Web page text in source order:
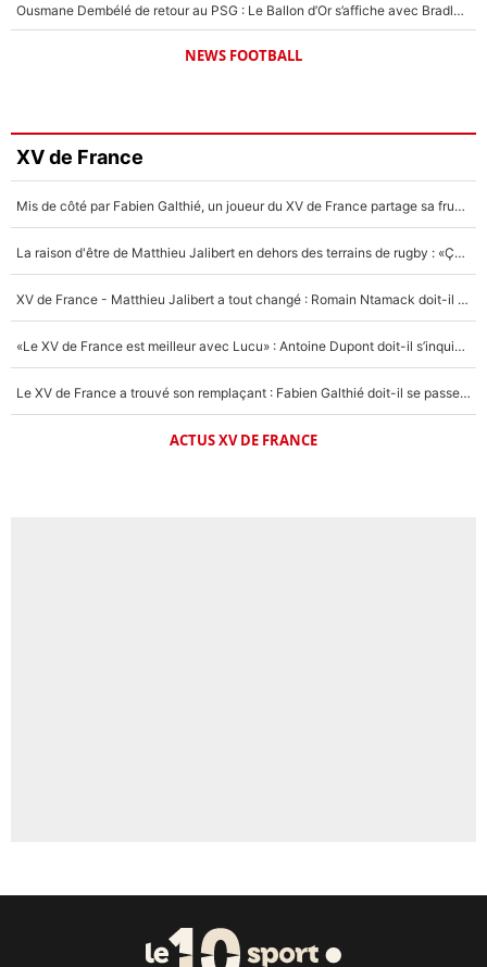
Ousmane Dembélé de retour au PSG : Le Ballon d’Or s’affiche avec Bradley Barcola en plein cœur du feuilleton sur son départ !
NEWS FOOTBALL
XV de France
Mis de côté par Fabien Galthié, un joueur du XV de France partage sa frustration : «ils ne me l’ont pas dit tout de suite»
La raison d'être de Matthieu Jalibert en dehors des terrains de rugby : «Ça m'atteint autant que si tu touches à un membre de ma famille»
XV de France - Matthieu Jalibert a tout changé : Romain Ntamack doit-il s’inquiéter pour sa place à un an de la Coupe du monde ?
«Le XV de France est meilleur avec Lucu» : Antoine Dupont doit-il s’inquiéter pour sa place ?
Le XV de France a trouvé son remplaçant : Fabien Galthié doit-il se passer d'Antoine Dupont ?
ACTUS XV DE FRANCE